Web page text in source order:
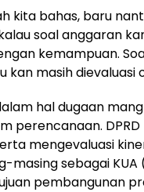
kita bahas, baru
soal anggaran
kemampuan.
kan masih dievaluasi
hal dugaan
perencanaan.
mengevaluasi
masing sebagai
pembangunan